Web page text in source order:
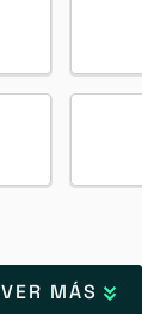
VER MÁS